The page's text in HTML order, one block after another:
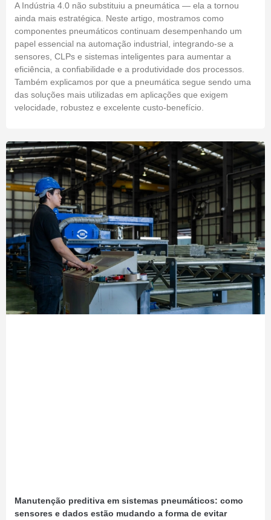
A Indústria 4.0 não substituiu a pneumática — ela a tornou
ainda mais estratégica. Neste artigo, mostramos como
componentes pneumáticos continuam desempenhando um
papel essencial na automação industrial, integrando-se a
sensores, CLPs e sistemas inteligentes para aumentar a
eficiência, a confiabilidade e a produtividade dos processos.
Também explicamos por que a pneumática segue sendo uma
das soluções mais utilizadas em aplicações que exigem
velocidade, robustez e excelente custo-benefício.
Manutenção preditiva em sistemas pneumáticos: como
sensores e dados estão mudando a forma de evitar